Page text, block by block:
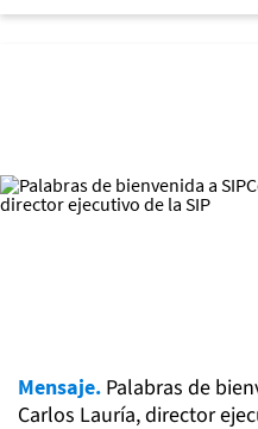
Mensaje. Palabras de
Carlos Lauría, director